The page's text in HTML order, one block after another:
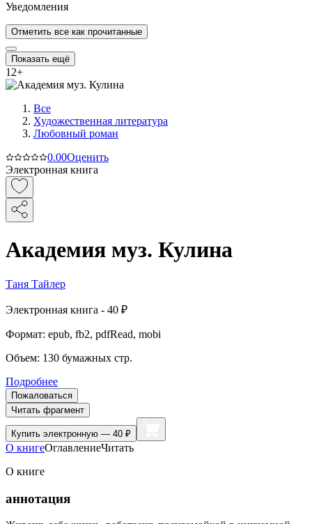
Уведомления
Отметить все как прочитанные
Показать ещё
12+
Все
Художественная литература
Любовный роман
0.00Оценить
Электронная книга
Академия муз. Кулина
Таня Тайлер
Электронная книга - 40 ₽
Формат: epub, fb2, pdfRead, mobi
Объем: 130 бумажных стр.
Подробнее
Пожаловаться
Читать фрагмент
Купить электронную — 40 ₽
О книгеОглавлениеЧитать
О книге
аннотация